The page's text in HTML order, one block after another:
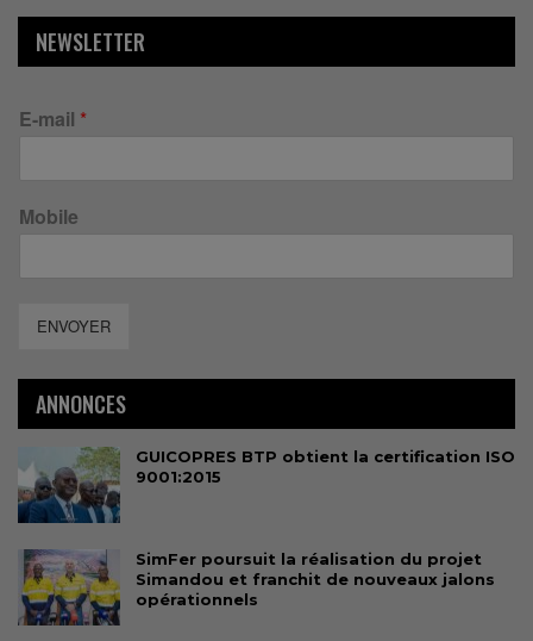
NEWSLETTER
E-mail *
Mobile
ENVOYER
ANNONCES
GUICOPRES BTP obtient la certification ISO
9001:2015
SimFer poursuit la réalisation du projet
Simandou et franchit de nouveaux jalons
opérationnels